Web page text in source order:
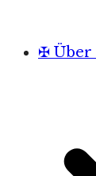
✠ Über